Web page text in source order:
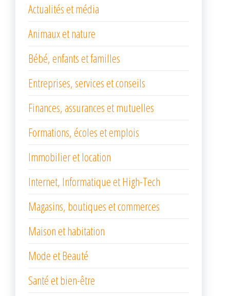
Actualités et média
Animaux et nature
Bébé, enfants et familles
Entreprises, services et conseils
Finances, assurances et mutuelles
Formations, écoles et emplois
Immobilier et location
Internet, Informatique et High-Tech
Magasins, boutiques et commerces
Maison et habitation
Mode et Beauté
Santé et bien-être